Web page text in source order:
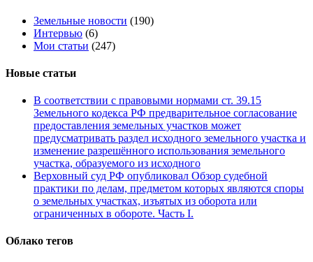
Земельные новости (190)
Интервью (6)
Мои статьи (247)
Новые статьи
В соответствии с правовыми нормами ст. 39.15
Земельного кодекса РФ предварительное согласование
предоставления земельных участков может
предусматривать раздел исходного земельного участка и
изменение разрешённого использования земельного
участка, образуемого из исходного
Верховный суд РФ опубликовал Обзор судебной
практики по делам, предметом которых являются споры
о земельных участках, изъятых из оборота или
ограниченных в обороте. Часть I.
Облако тегов